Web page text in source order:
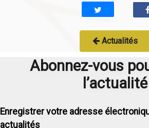
Actualités
Abonnez-vous
l’actualité
Enregistrer votre adresse
actualités